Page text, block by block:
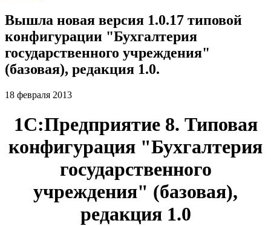
Вышла новая версия 1.0.17 типовой
конфигурации "Бухгалтерия
государственного учреждения"
(базовая), редакция 1.0.
18 февраля 2013
1С:Предприятие 8. Типовая
конфигурация "Бухгалтерия
государственного
учреждения" (базовая),
редакция 1.0